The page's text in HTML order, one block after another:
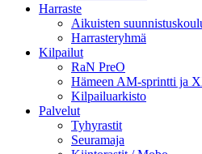
Harraste
Aikuisten
Harrasteryhmä
Kilpailut
RaN PreO
Hämeen AM-sprintti ja
Kilpailuarkisto
Palvelut
Tyhyrastit
Seuramaja